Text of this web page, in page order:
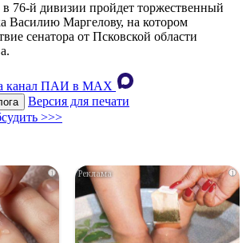
в 76-й дивизии пройдет торжественный
Василию Маргелову, на котором
сенатора от Псковской области
канал ПАИ в MAХ
Версия для печати
>>>
i i